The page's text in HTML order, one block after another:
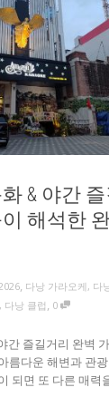
& 야간 즐
해석한
, 다낭 가라오케, 다
, 다낭 클럽 , 0
간 즐길거리 완벽
름다운 해변과 관
되면 또 다른 매력